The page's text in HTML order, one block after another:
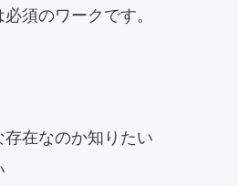
須のワークです。
在なのか知りたい